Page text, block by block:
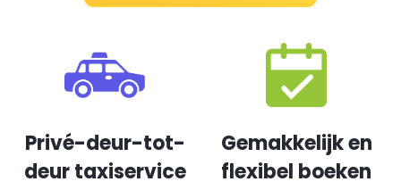
Privé-deur-tot-
deur taxiservice
Gemakkelijk en
flexibel boeken